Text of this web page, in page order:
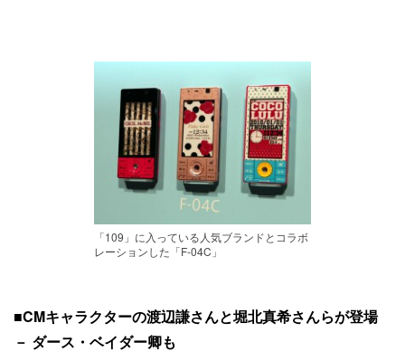
「109」に入っている人気ブランドとコラボ
レーションした「F-04C」
■CMキャラクターの渡辺謙さんと堀北真希さんらが登場
－ ダース・ベイダー卿も